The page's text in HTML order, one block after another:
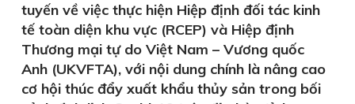
tuyến về việc thực hiện Hiệp định đối tác kinh
tế toàn diện khu vực (RCEP) và Hiệp định
Thương mại tự do Việt Nam – Vương quốc
Anh (UKVFTA), với nội dung chính là nâng cao
cơ hội thúc đẩy xuất khẩu thủy sản trong bối